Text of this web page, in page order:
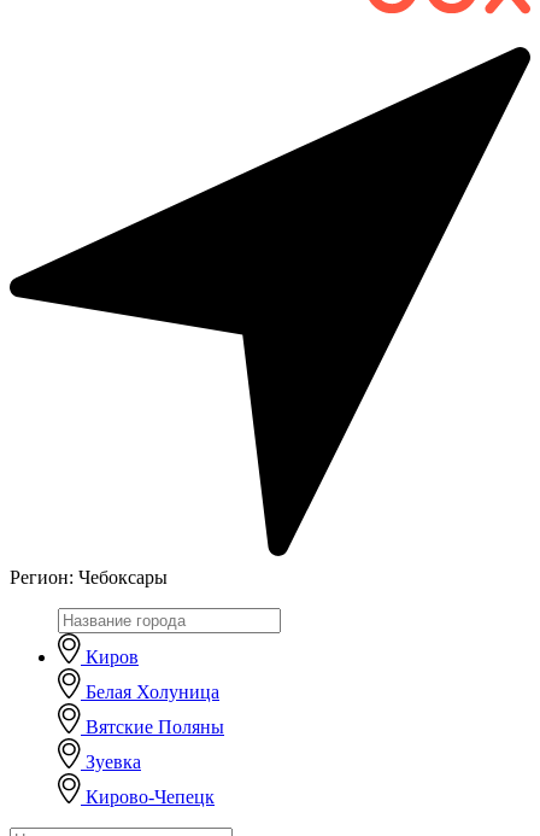
Регион: Чебоксары
Киров
Белая Холуница
Вятские Поляны
Зуевка
Кирово-Чепецк